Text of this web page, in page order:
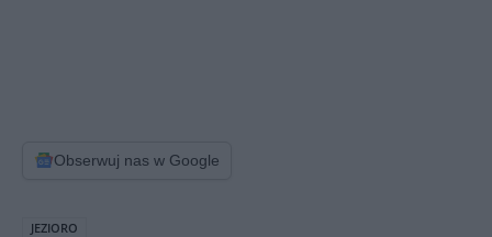
Obserwuj nas w Google
JEZIORO